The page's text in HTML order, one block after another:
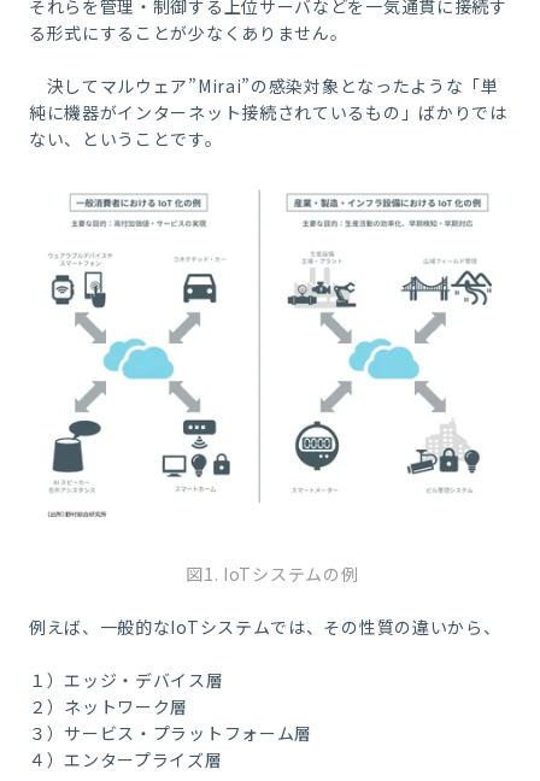
それらを管理・制御する上位サーバなどを一気通貫に接続す
る形式にすることが少なくありません。
決してマルウェア”Mirai”の感染対象となったような「単
純に機器がインターネット接続されているもの」ばかりでは
ない、ということです。
図1. IoTシステムの例
例えば、一般的なIoTシステムでは、その性質の違いから、
１）エッジ・デバイス層
２）ネットワーク層
３）サービス・プラットフォーム層
４）エンタープライズ層